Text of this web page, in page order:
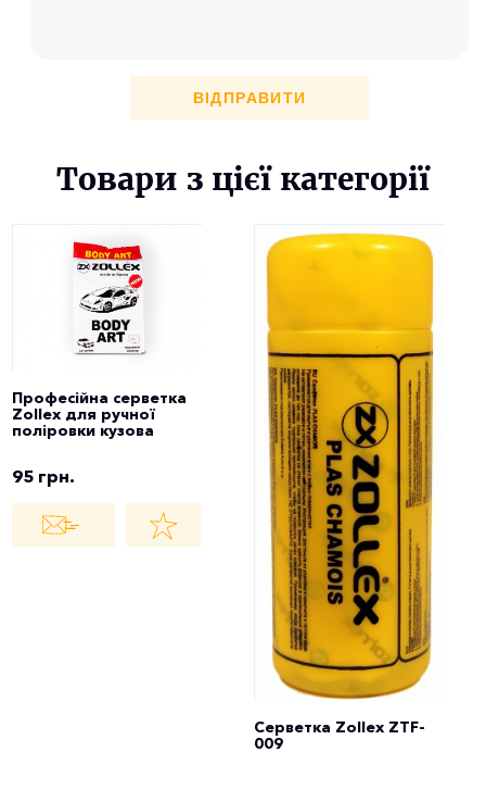
ВІДПРАВИТИ
Товари з цієї категорії
Професійна серветка
Zollex для ручної
поліровки кузова
95 грн.
Серветка Zollex ZTF-
009